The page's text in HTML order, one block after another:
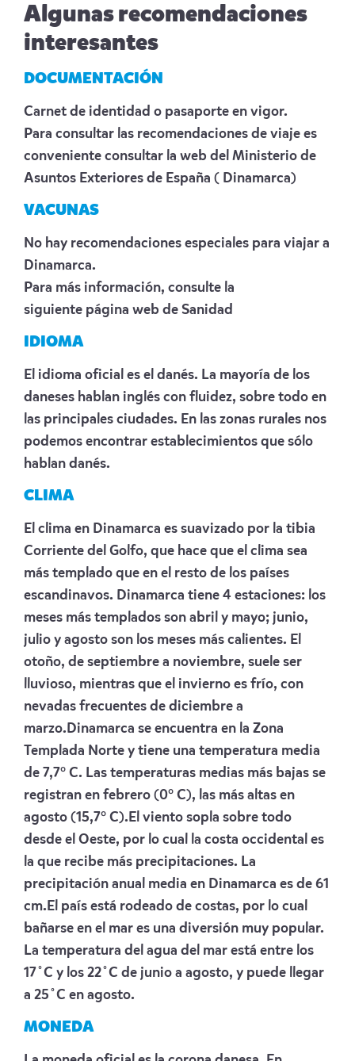
Algunas recomendaciones
interesantes
DOCUMENTACIÓN
Carnet de identidad o pasaporte en vigor.
Para consultar las recomendaciones de viaje es
conveniente consultar la web del Ministerio de
Asuntos Exteriores de España ( Dinamarca)
VACUNAS
No hay recomendaciones especiales para viajar a
Dinamarca.
Para más información, consulte la
siguiente página web de Sanidad
IDIOMA
El idioma oficial es el danés. La mayoría de los
daneses hablan inglés con fluidez, sobre todo en
las principales ciudades. En las zonas rurales nos
podemos encontrar establecimientos que sólo
hablan danés.
CLIMA
El clima en Dinamarca es suavizado por la tibia
Corriente del Golfo, que hace que el clima sea
más templado que en el resto de los países
escandinavos. Dinamarca tiene 4 estaciones: los
meses más templados son abril y mayo; junio,
julio y agosto son los meses más calientes. El
otoño, de septiembre a noviembre, suele ser
lluvioso, mientras que el invierno es frío, con
nevadas frecuentes de diciembre a
marzo.Dinamarca se encuentra en la Zona
Templada Norte y tiene una temperatura media
de 7,7° C. Las temperaturas medias más bajas se
registran en febrero (0° C), las más altas en
agosto (15,7° C).El viento sopla sobre todo
desde el Oeste, por lo cual la costa occidental es
la que recibe más precipitaciones. La
precipitación anual media en Dinamarca es de 61
cm.El país está rodeado de costas, por lo cual
bañarse en el mar es una diversión muy popular.
La temperatura del agua del mar está entre los
17˚C y los 22˚C de junio a agosto, y puede llegar
a 25˚C en agosto.
MONEDA